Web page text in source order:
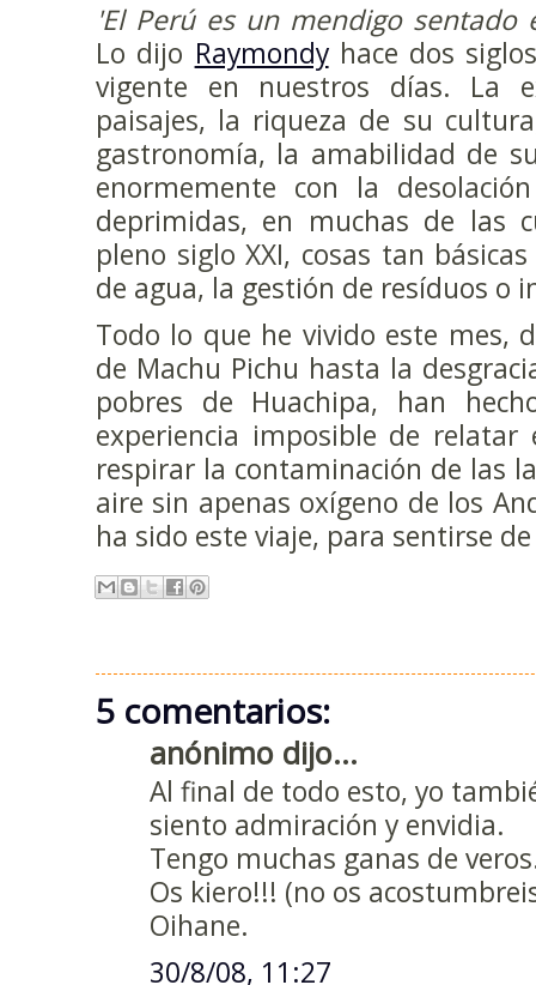
'El Perú es un mendigo
Lo dijo Raymondyhace dos
vigente en nuestros días. La
paisajes, la riqueza de su
gastronomía, la amabilidad de
enormemente con la
deprimidas, en muchas de las
pleno siglo XXI, cosas tan
de agua, la gestión de resíduos o
Todo lo que he vivido este mes,
de Machu Pichu hasta la
pobres de Huachipa, han
experiencia imposible de
respirar la contaminación de las
aire sin apenas oxígeno de los
ha sido este viaje, para sentirse
5 comentarios:
anónimo dijo...
Al final de todo esto, yo
siento admiración y envidia.
Tengo muchas ganas de
Os kiero!!! (no os
Oihane.
30/8/08, 11:27